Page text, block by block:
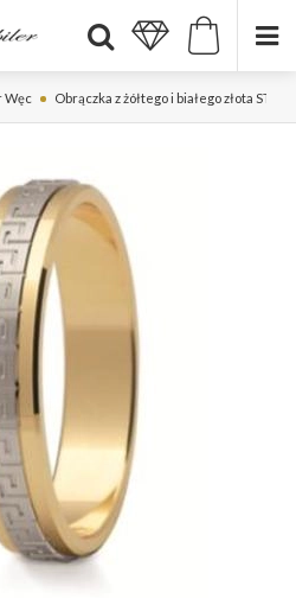
Węc Obrączka z żółtego i białego złota ST-